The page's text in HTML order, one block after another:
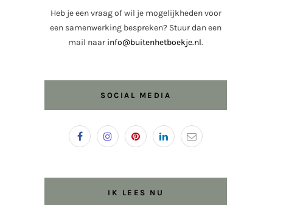
Heb je een vraag of wil je mogelijkheden voor
een samenwerking bespreken? Stuur dan een
mail naar info@buitenhetboekje.nl.
SOCIAL MEDIA
IK LEES NU